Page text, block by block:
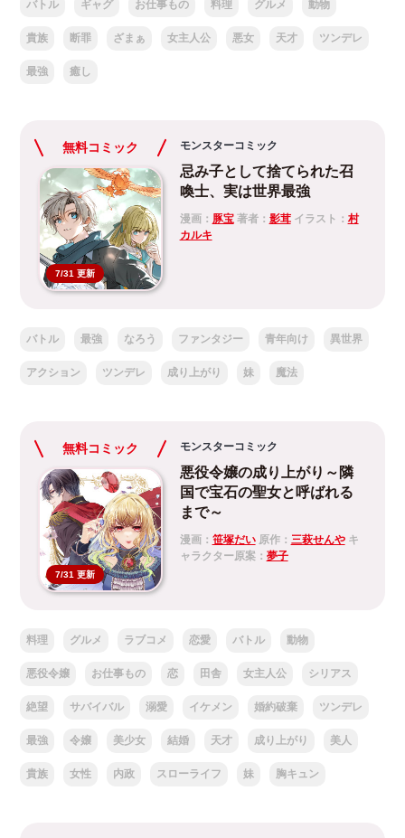
バトル ギャグ お仕事もの 料理 グルメ 動物
貴族 断罪 ざまぁ 女主人公 悪女 天才 ツンデレ
最強 癒し
無料コミック
7/31 更新
モンスターコミック
忌み子として捨てられた召
喚士、実は世界最強
漫画： 豚宝著者： 影茸イラスト： 村
カルキ
バトル 最強 なろう ファンタジー 青年向け 異世界
アクション ツンデレ 成り上がり 妹 魔法
無料コミック
7/31 更新
モンスターコミック
悪役令嬢の成り上がり～隣
国で宝石の聖女と呼ばれる
まで～
漫画： 笹塚だい原作： 三萩せんやキ
ャラクター原案： 夢子
料理 グルメ ラブコメ 恋愛 バトル 動物
悪役令嬢 お仕事もの 恋 田舎 女主人公 シリアス
絶望 サバイバル 溺愛 イケメン 婚約破棄 ツンデレ
最強 令嬢 美少女 結婚 天才 成り上がり 美人
貴族 女性 内政 スローライフ 妹 胸キュン